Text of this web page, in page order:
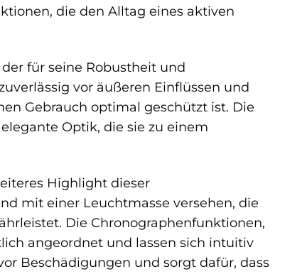
die den Alltag eines aktiven
für seine Robustheit und
vor äußeren Einflüssen und
Gebrauch optimal geschützt ist. Die
Optik, die sie zu einem
Highlight dieser
mit einer Leuchtmasse versehen, die
Die Chronographenfunktionen,
angeordnet und lassen sich intuitiv
Beschädigungen und sorgt dafür, dass